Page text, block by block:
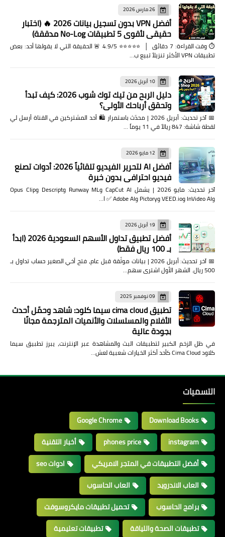
26 مارس 2026
أفضل VPN بدون تسجيل بيانات 2026 🔥 (اختبار
حقيقي لأقوى 5 تطبيقات No-Log مدققة)
⏱️ وقت القراءة: 7 دقائق │ ⭐⭐⭐⭐⭐ 4.9/5 🚨 الحقيقة التي لا يقولها أحد: بعض
تطبيقات VPN الأكثر تنزيلاً تبيع ب…
10 أبريل 2026
دليل الربح من تيك توك شوب 2026: كيف تبدأ
وتحقق أرباحك الأولى؟
📅 آخر تحديث: أبريل 2026 | محدّث باستمرار 🛍️ أحد المشتركين في القناة أرسل لي
لقطة شاشة: 847 ريالاً في 11 يوماً …
12 مايو 2026
أفضل AI لتحرير الفيديو تلقائياً 2026: أدوات تصنع
فيديو احترافي بدون خبرة
آخر تحديث: مايو 2026 | يشمل CapCut AI وRunway ML وDescript وOpus Clip
وInVideo AI وVEED.io وPictory وAdobe AI ✅ ا…
19 أبريل 2026
أفضل تطبيق تداول الأسهم السعودية 2026 (ابدأ
بـ 100 ريال فقط)
📅 آخر تحديث: أبريل 2026 | بيانات موثّقة قبل عام، فتح أخي الصغير حساب تداول بـ
500 ريال. الشهر الأول اشترى سهم…
09 نوفمبر 2025
تطبيق cima cloud سيما كلود: شاهد وحمّل أحدث
الأفلام والمسلسلات والأنميات المترجمة مجانًا
بجودة عالية
في ظل الزخم الكبير لتطبيقات البث والمشاهدة عبر الإنترنت، يبرز تطبيق سيما
كلاود Cima Cloud كأحد أكثر الخيارات شعبية لعش…
التسميات
Download Books
Google Chrome
instagram
phones price
أخبار التقنية
أفضل التطبيقات في المتجر الامريكي
ادوات seo
العاب الاندرويد
العاب الحاسوب
برامج الحاسوب
تحميل تطبيقات مايكروسوفت
تطبيقات الصحة واللياقة
تطبيقات تعليمية